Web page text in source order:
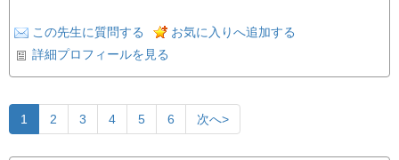
この先生に質問する
お気に入りへ追加する
詳細プロフィールを見る
1 2 3 4 5 6 次へ>